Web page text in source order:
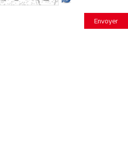
Envoyer